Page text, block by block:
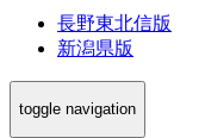
長野東北信版
新潟県版
toggle navigation